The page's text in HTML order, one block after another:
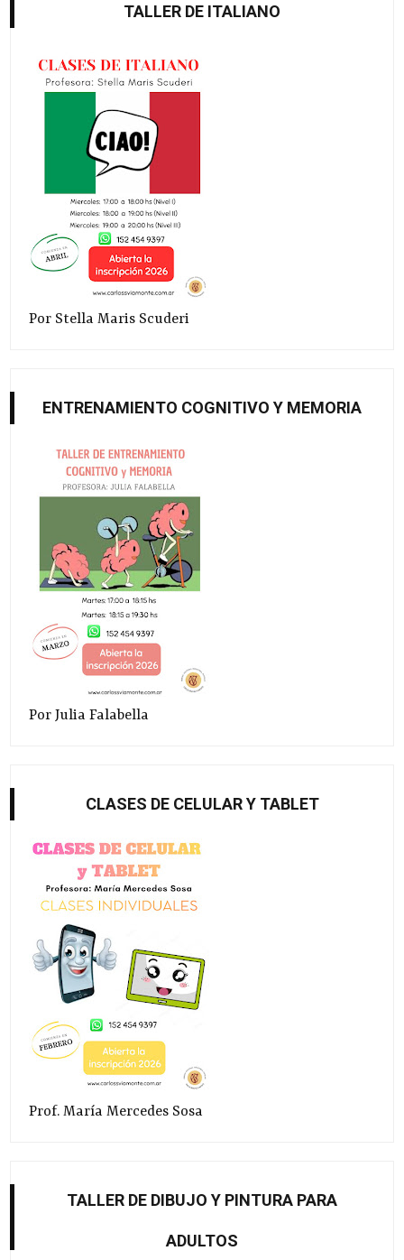
TALLER DE ITALIANO
Por Stella Maris Scuderi
ENTRENAMIENTO COGNITIVO Y MEMORIA
Por Julia Falabella
CLASES DE CELULAR Y TABLET
Prof. María Mercedes Sosa
TALLER DE DIBUJO Y PINTURA PARA
ADULTOS